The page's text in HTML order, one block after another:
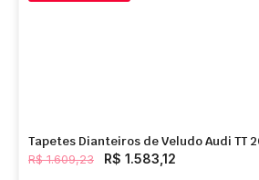
Tapetes Dianteiros de Veludo Audi TT
R$1.609,23 R$ 1.583,12